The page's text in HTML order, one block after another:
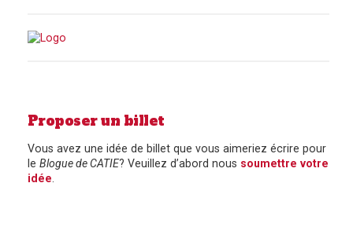
Proposer un billet
Vous avez une idée de billet que vous aimeriez écrire pour
le Blogue de CATIE? Veuillez d’abord nous soumettre votre
idée